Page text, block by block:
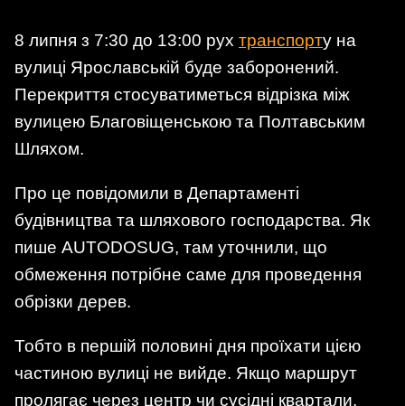
8 липня з 7:30 до 13:00 рух транспорту на
вулиці Ярославській буде заборонений.
Перекриття стосуватиметься відрізка між
вулицею Благовіщенською та Полтавським
Шляхом.
Про це повідомили в Департаменті
будівництва та шляхового господарства. Як
пише AUTODOSUG, там уточнили, що
обмеження потрібне саме для проведення
обрізки дерев.
Тобто в першій половині дня проїхати цією
частиною вулиці не вийде. Якщо маршрут
пролягає через центр чи сусідні квартали,